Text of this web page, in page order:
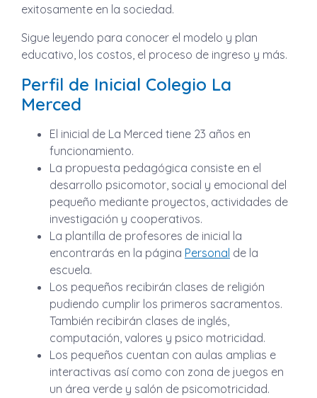
exitosamente en la sociedad.
Sigue leyendo para conocer el modelo y plan
educativo, los costos, el proceso de ingreso y más.
Perfil de Inicial Colegio La
Merced
El inicial de La Merced tiene 23 años en
funcionamiento.
La propuesta pedagógica consiste en el
desarrollo psicomotor, social y emocional del
pequeño mediante proyectos, actividades de
investigación y cooperativos.
La plantilla de profesores de inicial la
encontrarás en la página Personal de la
escuela.
Los pequeños recibirán clases de religión
pudiendo cumplir los primeros sacramentos.
También recibirán clases de inglés,
computación, valores y psico motricidad.
Los pequeños cuentan con aulas amplias e
interactivas así como con zona de juegos en
un área verde y salón de psicomotricidad.